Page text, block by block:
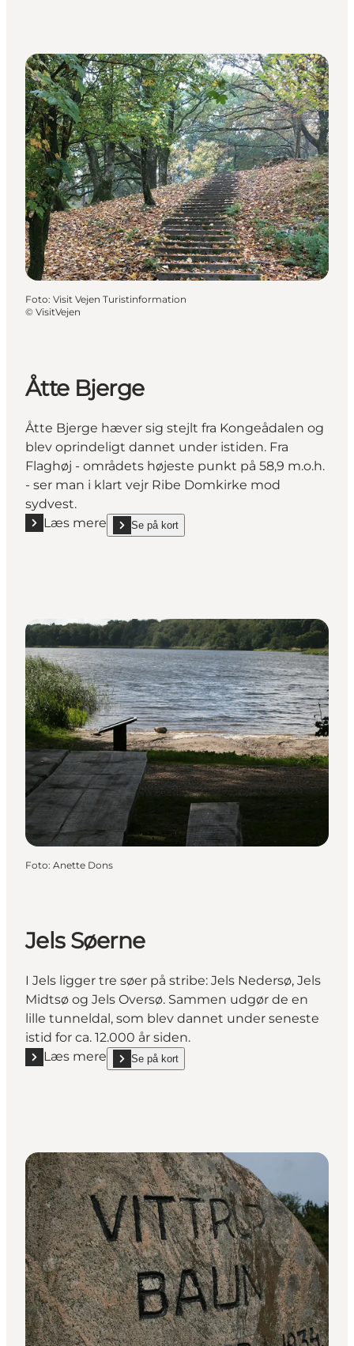
Foto: Visit Vejen Turistinformation
© VisitVejen
Åtte Bjerge
Åtte Bjerge hæver sig stejlt fra Kongeådalen og
blev oprindeligt dannet under istiden. Fra
Flaghøj - områdets højeste punkt på 58,9 m.o.h.
- ser man i klart vejr Ribe Domkirke mod
sydvest.
Læs mere
Læs mere "Åtte Bjerge"
Se på kort
show Åtte Bjerge on_map
Foto: Anette Dons
Jels Søerne
I Jels ligger tre søer på stribe: Jels Nedersø, Jels
Midtsø og Jels Oversø. Sammen udgør de en
lille tunneldal, som blev dannet under seneste
istid for ca. 12.000 år siden.
Læs mere
Læs mere "Jels Søerne"
Se på kort
show Jels Søerne on_map